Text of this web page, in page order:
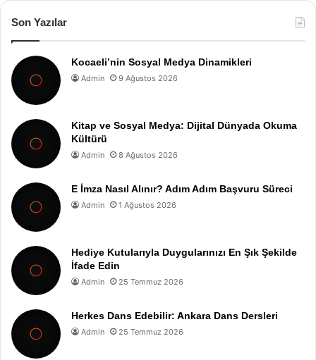
Son Yazılar
Kocaeli’nin Sosyal Medya Dinamikleri
Admin 9 Ağustos 2026
Kitap ve Sosyal Medya: Dijital Dünyada Okuma
Kültürü
Admin 8 Ağustos 2026
E İmza Nasıl Alınır? Adım Adım Başvuru Süreci
Admin 1 Ağustos 2026
Hediye Kutularıyla Duygularınızı En Şık Şekilde
İfade Edin
Admin 25 Temmuz 2026
Herkes Dans Edebilir: Ankara Dans Dersleri
Admin 25 Temmuz 2026